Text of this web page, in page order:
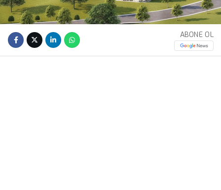
ABONE OL